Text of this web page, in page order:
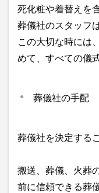
死化粧や着替えを
葬儀社のスタッフ
この大切な時には
めて、すべての儀
葬儀社の手配
葬儀社を決定する
搬送、葬儀、火葬
前に信頼できる葬